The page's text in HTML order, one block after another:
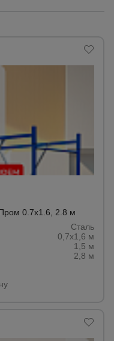
0.7х1.6, 2.8 м
Сталь
0,7х1,6 м
1,5 м
2,8 м
Каталог
всех